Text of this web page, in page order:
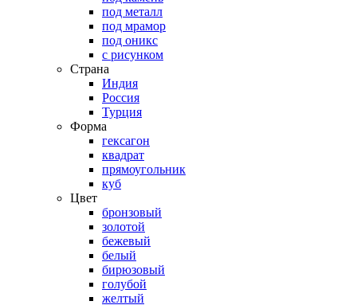
под металл
под мрамор
под оникс
с рисунком
Страна
Индия
Россия
Турция
Форма
гексагон
квадрат
прямоугольник
куб
Цвет
бронзовый
золотой
бежевый
белый
бирюзовый
голубой
желтый